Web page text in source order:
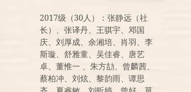
2017级（30人）：张静远（社
长）、张译丹、王骐宇、邓国
庆、刘厚成、余湘培、肖羽、李
斯璇、舒雅童、吴佳睿、唐艺
卓、董惟一 、朱方劼、曾麟茜、
蔡柏冲、刘炫、黎韵雨、谭思